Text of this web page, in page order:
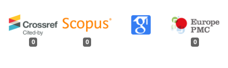
0 0 0